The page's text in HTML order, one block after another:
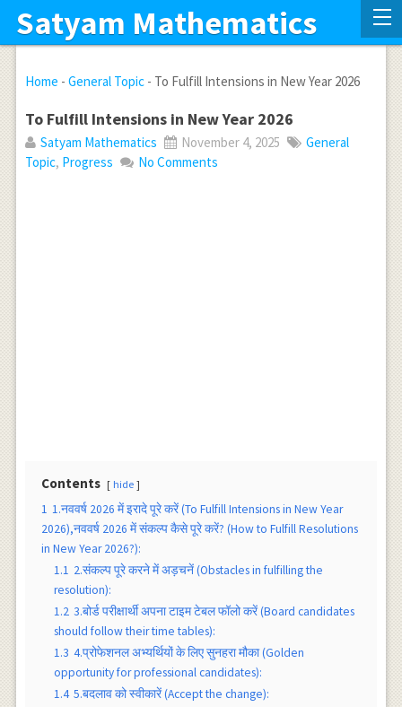
Satyam Mathematics
Home - General Topic- To Fulfill Intensions in New Year 2026
To Fulfill Intensions in New Year 2026
Satyam Mathematics November 4, 2025
General
Topic, Progress No Comments
Contents hide
1 1.नववर्ष 2026 में इरादे पूरे करें (To Fulfill Intensions in New Year
2026),नववर्ष 2026 में संकल्प कैसे पूरे करें? (How to Fulfill Resolutions
in New Year 2026?):
1.1 2.संकल्प पूरे करने में अड़चनें (Obstacles in fulfilling the
resolution):
1.2 3.बोर्ड परीक्षार्थी अपना टाइम टेबल फॉलो करें (Board candidates
should follow their time tables):
1.3 4.प्रोफेशनल अभ्यर्थियों के लिए सुनहरा मौका (Golden
opportunity for professional candidates):
1.4 5.बदलाव को स्वीकारें (Accept the change):